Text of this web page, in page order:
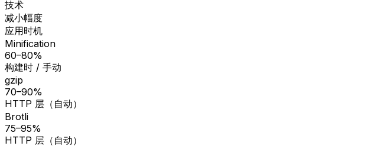
技术
减小幅度
应用时机
Minification
60–80%
构建时 / 手动
gzip
70–90%
HTTP 层（自动）
Brotli
75–95%
HTTP 层（自动）